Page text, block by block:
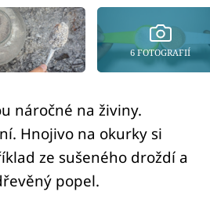
6 FOTOGRAFIÍ
náročné na živiny.
Hnojivo na okurky si
ze sušeného droždí a
popel.